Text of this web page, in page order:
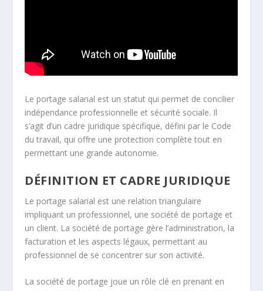
Le portage salarial est un statut qui permet de concilier
indépendance professionnelle et sécurité sociale. Il
s’agit d’un cadre juridique spécifique, défini par le Code
du travail, qui offre une protection complète tout en
permettant une grande autonomie.
DÉFINITION ET CADRE JURIDIQUE
Le portage salarial est une relation triangulaire
impliquant un professionnel, une société de portage et
un client. La société de portage gère l’administration, la
facturation et les aspects légaux, permettant au
professionnel de se concentrer sur son activité.
La société de portage joue un rôle clé en prenant en